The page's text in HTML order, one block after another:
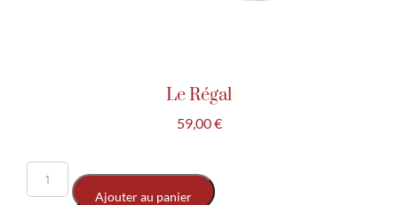
Le Régal
59,00€
Ajouter au panier